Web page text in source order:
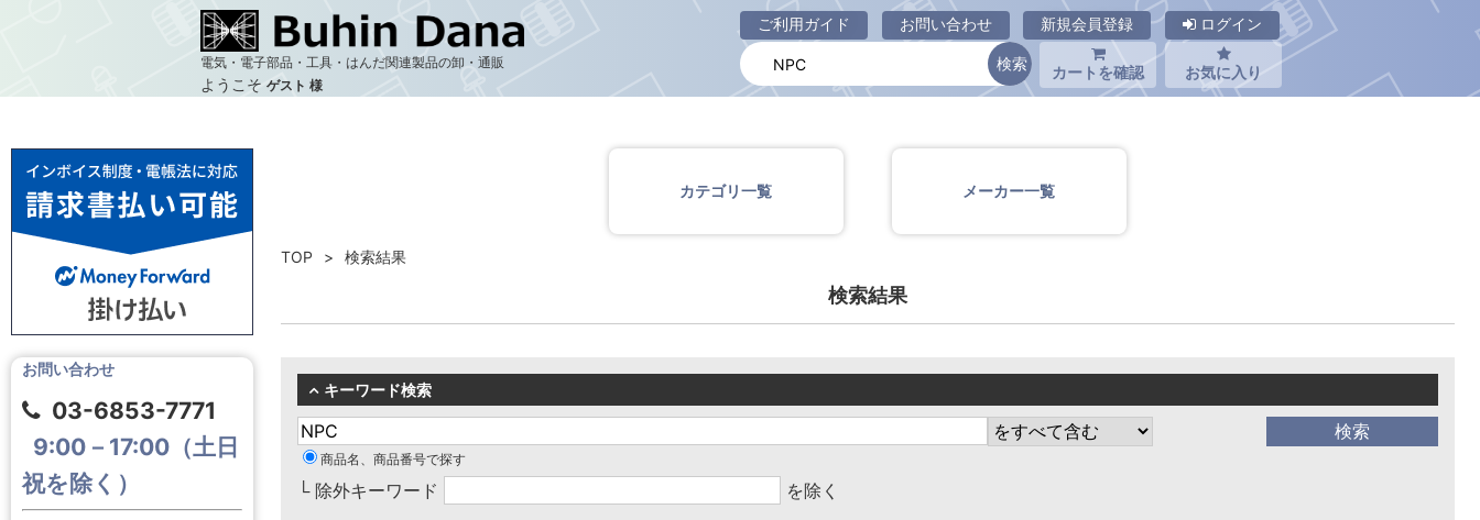
電気・電子部品・工具・はんだ関連製品の卸・通販
ようこそ ゲスト 様
ご利用ガイド お問い合わせ 新規会員登録 ログイン
カートを確認 お気に入り
商品一覧ページ
お問い合わせ
03-6853-7771
9:00－17:00（土日
祝を除く）
カテゴリ一覧 メーカー一覧
TOP 検索結果
検索結果
キーワード検索
商品名、商品番号で探す
└ 除外キーワード を除く